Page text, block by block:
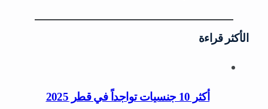
الأكثر قراءة
أكثر 10 جنسيات تواجداً في قطر 2025